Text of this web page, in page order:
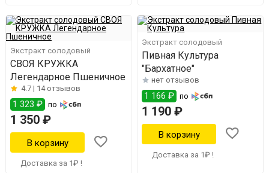
Экстракт солодовый
СВОЯ КРУЖКА
Легендарное Пшеничное
4.7 | 14 отзывов
1 323 ₽ по
1 350 ₽
Доставка за 1₽ !
Экстракт солодовый
Пивная Культура
"Бархатное"
нет отзывов
1 166 ₽ по
1 190 ₽
Доставка за 1₽ !